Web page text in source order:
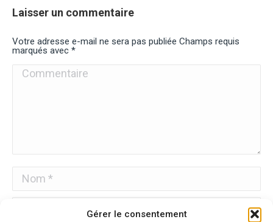
Gérer le consentement
Laisser un commentaire
Votre adresse e-mail ne sera pas publiée Champs requis
marqués avec *
Commentaire
Nom *
E-mail *